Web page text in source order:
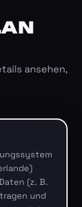
ansehen,
(z. B.
und